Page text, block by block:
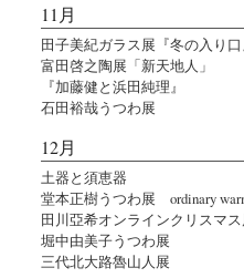
11月
田子美紀ガラス展『冬の入り口
富田啓之陶展「新天地人」
『加藤健と浜田純理』
石田裕哉うつわ展
12月
土器と須恵器
堂本正樹うつわ展 ordinary
田川亞希オンラインクリスマ
堀中由美子うつわ展
三代北大路魯山人展